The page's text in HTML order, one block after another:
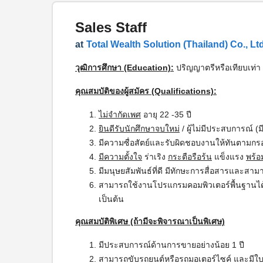
Sales Staff
at Total Wealth Solution (Thailand) Co.,
วุฒิการศึกษา (Education): ปริญญาตรีหรือเทียบเท่า
คุณสมบัติของผู้สมัคร (Qualifications):
ไม่จำกัดเพศ อายุ 22 -35 ปี
ยินดีรับนักศึกษาจบใหม่ / ผู้ไม่มีประสบการณ์ (
มีความซื่อสัตย์และรับผิดชอบงานให้ทันตามกร
มีความตั้งใจ ร่าเริง กระตือรือร้น แข็งแรง พร้อ
มีมนุษยสัมพันธ์ที่ดี มีทักษะการสื่อสารและสาม
สามารถใช้งานโปรแกรมคอมพิวเตอร์พื้นฐานไ
เป็นต้น
คุณสมบัติพิเศษ (ถ้ามีจะพิจารณาเป็นพิเศษ)
มีประสบการณ์ด้านการขายอย่างน้อย 1 ปี
สามารถขับรถยนต์หรือรถมอเตอร์ไซค์ และมี